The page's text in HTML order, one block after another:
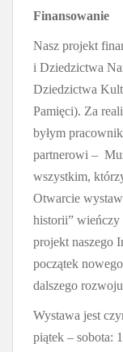
Finansowanie
Nasz projekt
i Dziedzictwa
Dziedzictwa
Pamięci). Za
byłym
partnerowi –
wszystkim,
Otwarcie
historii” wieńczy
projekt naszego
początek
dalszego
Wystawa jest
piątek – sobota: